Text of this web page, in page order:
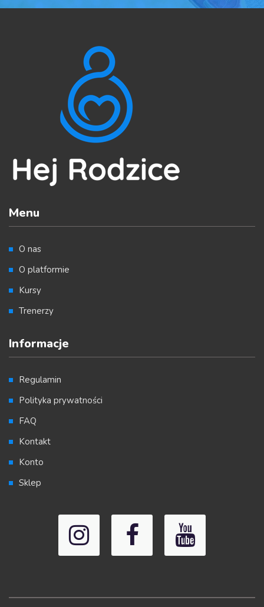
Menu
O nas
O platformie
Kursy
Trenerzy
Informacje
Regulamin
Polityka prywatności
FAQ
Kontakt
Konto
Sklep